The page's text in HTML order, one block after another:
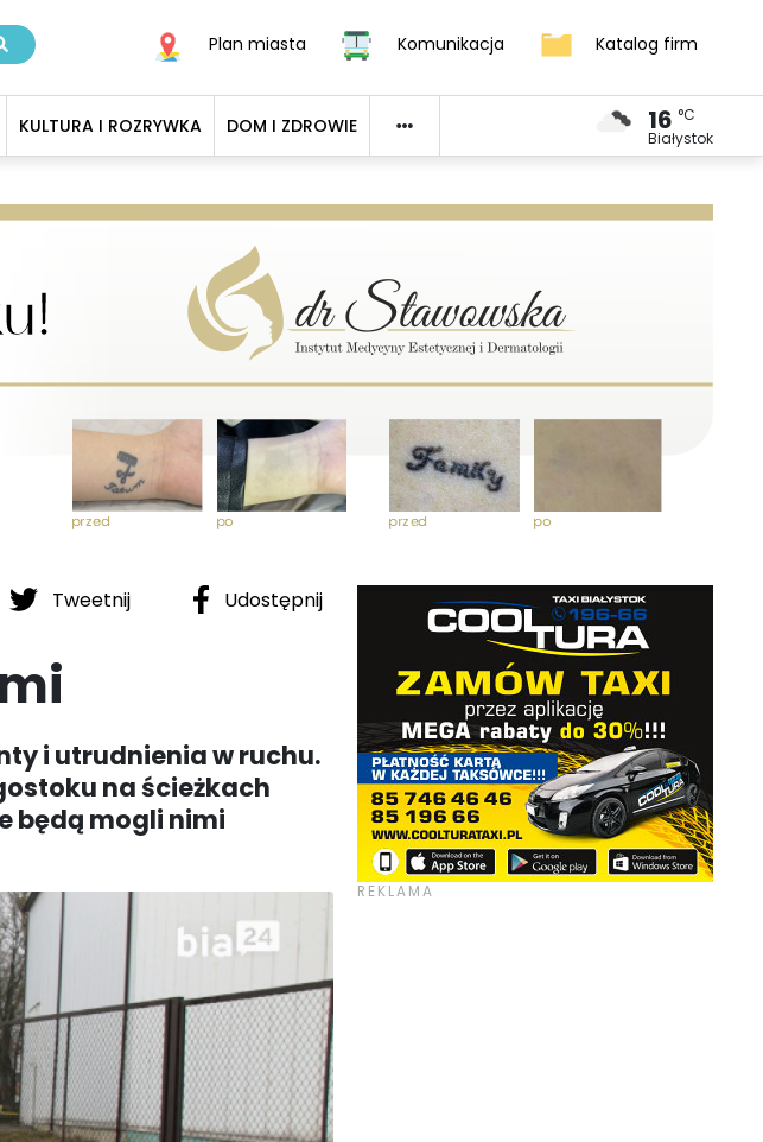
Plan miasta Komunikacja Katalog firm
KULTURA I ROZRYWKA DOM I ZDROWIE 16 °C
Białystok
Tweetnij Udostępnij
i utrudnienia w ruchu.
na ścieżkach
będą mogli nimi